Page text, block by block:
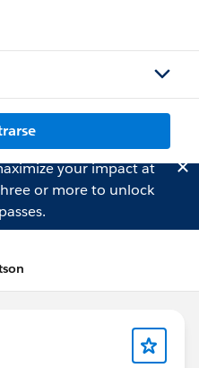
your impact at
or more to unlock